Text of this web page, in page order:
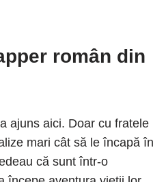
român din
ajuns aici. Doar cu fratele
mari cât să le încapă în
că sunt într-o